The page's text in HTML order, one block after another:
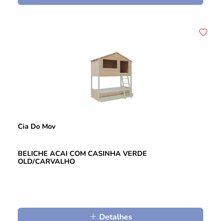
Cia Do Mov
BELICHE ACAI COM CASINHA VERDE
OLD/CARVALHO
Detalhes